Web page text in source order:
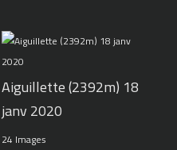
Aiguillette (2392m) 18
janv 2020
24 Images